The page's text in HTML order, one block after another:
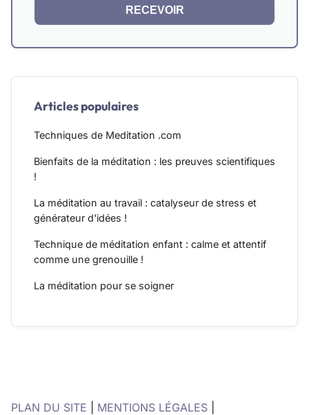
RECEVOIR
Articles populaires
Techniques de Meditation .com
Bienfaits de la méditation : les preuves scientifiques
!
La méditation au travail : catalyseur de stress et
générateur d'idées !
Technique de méditation enfant : calme et attentif
comme une grenouille !
La méditation pour se soigner
PLAN DU SITE MENTIONS LÉGALES